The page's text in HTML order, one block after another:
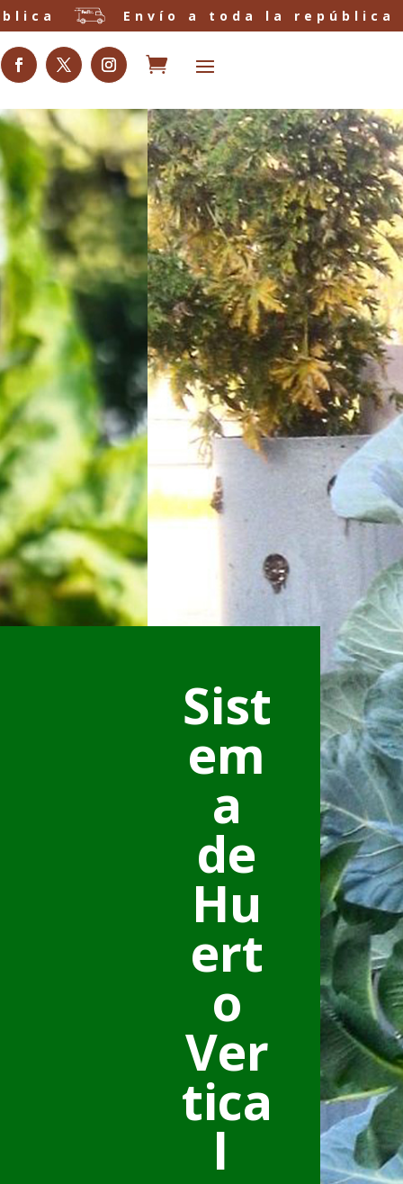
Envío a toda la

Sist
em
a
de
Hu
ert
o
Ver
tica
l